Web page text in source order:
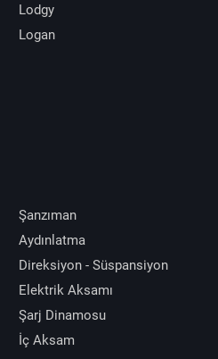
Lodgy
Logan
Şanzıman
Aydınlatma
Direksiyon - Süspansiyon
Elektrik Aksamı
Şarj Dinamosu
İç Aksam